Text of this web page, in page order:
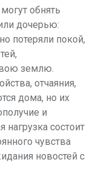
обнять
дочерью:
потеряли покой,
землю.
отчаяния,
дома, но их
и
нагрузка состоит
чувства
новостей с